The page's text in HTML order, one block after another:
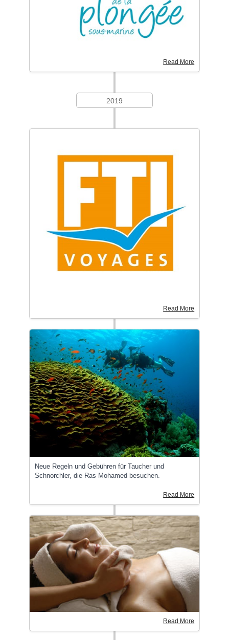
Read More
2019
Read More
Neue Regeln und Gebühren für Taucher und
Schnorchler, die Ras Mohamed besuchen.
Read More
Read More